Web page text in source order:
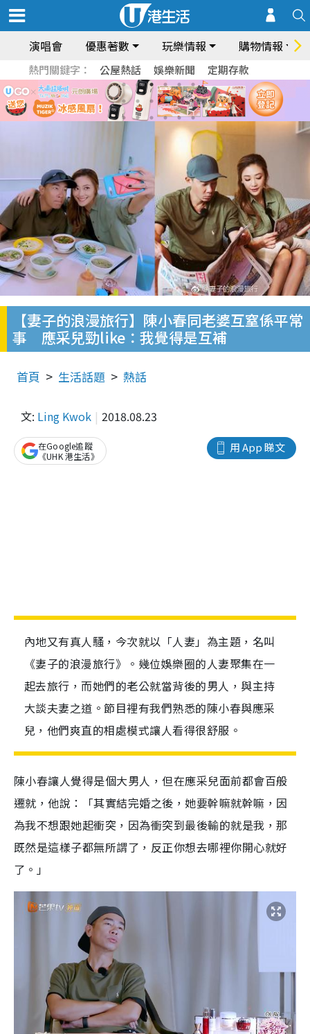
演唱會 優惠著數 玩樂情報 購物情報
熱門關鍵字： 公屋熱話 娛樂新聞 定期存款
【妻子的浪漫旅行】陳小春同老婆互窒係平常
事 應采兒勁like：我覺得是互補
首頁 生活話題 熱話
文: Ling Kwok 2018.08.23
用 App 睇文
在Google追蹤
《UHK 港生活》
內地又有真人騷，今次就以「人妻」為主題，名叫
《妻子的浪漫旅行》。幾位娛樂圈的人妻聚集在一
起去旅行，而她們的老公就當背後的男人，與主持
大談夫妻之道。節目裡有我們熟悉的陳小春與應采
兒，他們爽直的相處模式讓人看得很舒服。
陳小春讓人覺得是個大男人，但在應采兒面前都會百般
遷就，他說：「其實結完婚之後，她要幹嘛就幹嘛，因
為我不想跟她起衝突，因為衝突到最後輸的就是我，那
既然是這樣子都無所謂了，反正你想去哪裡你開心就好
了。」